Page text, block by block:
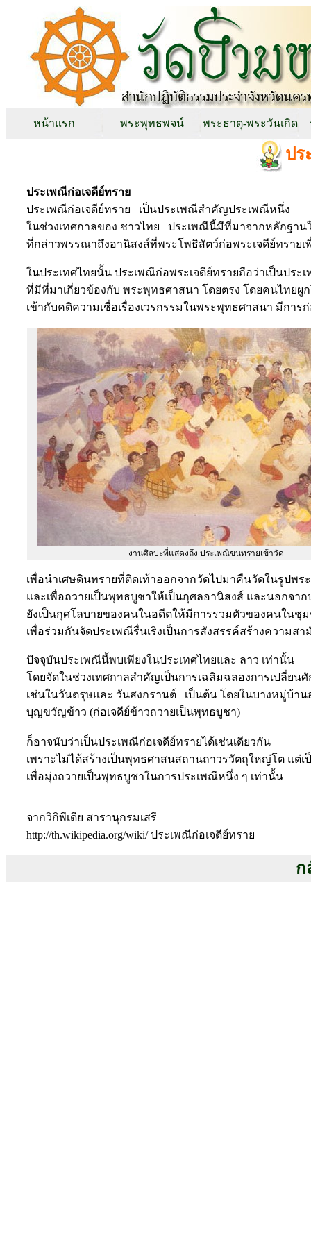
หน้าแรก พระพุทธพจน์ พระธาตุ-พระวันเกิด
ปร
ประเพณีก่อเจดีย์ทราย
ประเพณีก่อเจดีย์ทราย เป็นประเพณีสำคัญประเพณีหนึ่ง
ในช่วงเทศกาลของ ชาวไทย ประเพณีนี้มีที่มาจากหลักฐา
ที่กล่าวพรรณาถึงอานิสงส์ที่พระโพธิสัตว์ก่อพระเจดีย์ทราย
ในประเทศไทยนั้น ประเพณีก่อพระเจดีย์ทรายถือว่าเป็นประ
ที่มีที่มาเกี่ยวข้องกับ พระพุทธศาสนา โดยตรง โดยคนไทยผู
เข้ากับคติความเชื่อเรื่องเวรกรรมในพระพุทธศาสนา มีการ
งานศิลปะที่แสดงถึง ประเพณีขนทรายเข้าวัด
เพื่อนำเศษดินทรายที่ติดเท้าออกจากวัดไปมาคืนวัดในรูปพร
และเพื่อถวายเป็นพุทธบูชาให้เป็นกุศลอานิสงส์ และนอกจา
ยังเป็นกุศโลบายของคนในอดีตให้มีการรวมตัวของคนในชุ
เพื่อร่วมกันจัดประเพณีรื่นเริงเป็นการสังสรรค์สร้างความ
ปัจจุบันประเพณีนี้พบเพียงในประเทศไทยและ ลาว เท่านั้น
โดยจัดในช่วงเทศกาลสำคัญเป็นการเฉลิมฉลองการเปลี่ยน
เช่นในวันตรุษและ วันสงกรานต์ เป็นต้น โดยในบางหมู่บ้า
บุญขวัญข้าว (ก่อเจดีย์ข้าวถวายเป็นพุทธบูชา)
ก็อาจนับว่าเป็นประเพณีก่อเจดีย์ทรายได้เช่นเดียวกัน
เพราะไม่ได้สร้างเป็นพุทธศาสนสถานถาวรวัตถุใหญ่โต แต่เ
เพื่อมุ่งถวายเป็นพุทธบูชาในการประเพณีหนึ่ง ๆ เท่านั้น
จากวิกิพีเดีย สารานุกรมเสรี
http://th.wikipedia.org/wiki/ ประเพณีก่อเจดีย์ทราย
ก